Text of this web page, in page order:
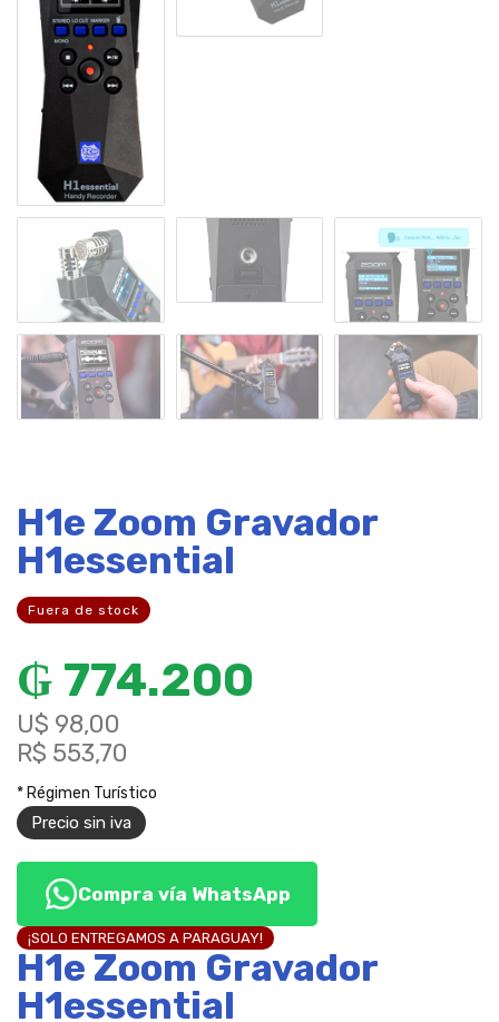
H1e Zoom Gravador
H1essential
Fuera de stock
₲ 774.200
U$ 98,00
R$ 553,70
* Régimen Turístico
Precio sin iva
Compra vía WhatsApp
¡SOLO ENTREGAMOS A PARAGUAY!
H1e Zoom Gravador
H1essential